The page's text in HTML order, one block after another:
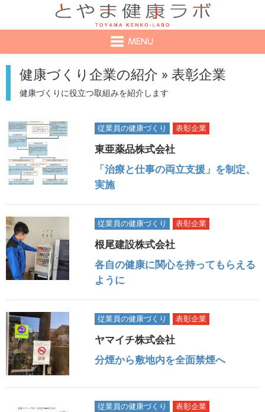
健康づくり企業の紹介 » 表彰企業
健康づくりに役立つ取組みを紹介します
従業員の健康づくり 表彰企業
東亜薬品株式会社
「治療と仕事の両立支援」を制定、
実施
従業員の健康づくり 表彰企業
根尾建設株式会社
各自の健康に関心を持ってもらえる
ように
従業員の健康づくり 表彰企業
ヤマイチ株式会社
分煙から敷地内を全面禁煙へ
従業員の健康づくり 表彰企業